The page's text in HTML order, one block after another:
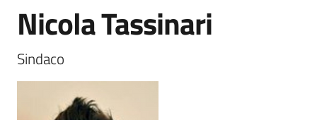
Menu selezionato
Novità
Salta al contenuto
Nicola Tassinari
Sindaco